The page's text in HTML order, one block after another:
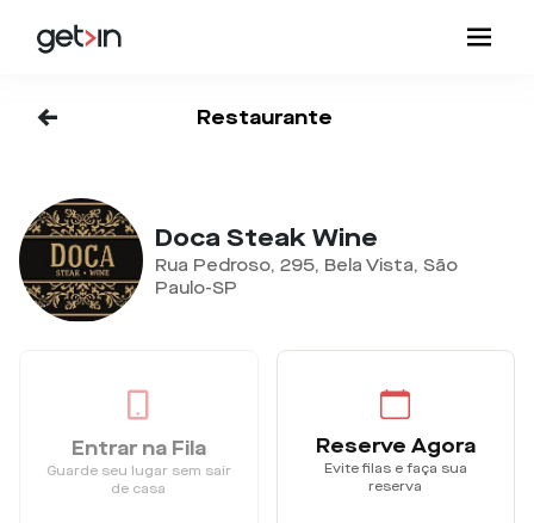
<- Restaurante
Doca Steak Wine
Rua Pedroso, 295, Bela Vista, São
Paulo-SP
Entrar na Fila
Guarde seu lugar sem sair
de casa
Reserve Agora
Evite filas e faça sua
reserva